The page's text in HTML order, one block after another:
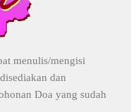
menulis/mengisi
dan
Doa yang sudah